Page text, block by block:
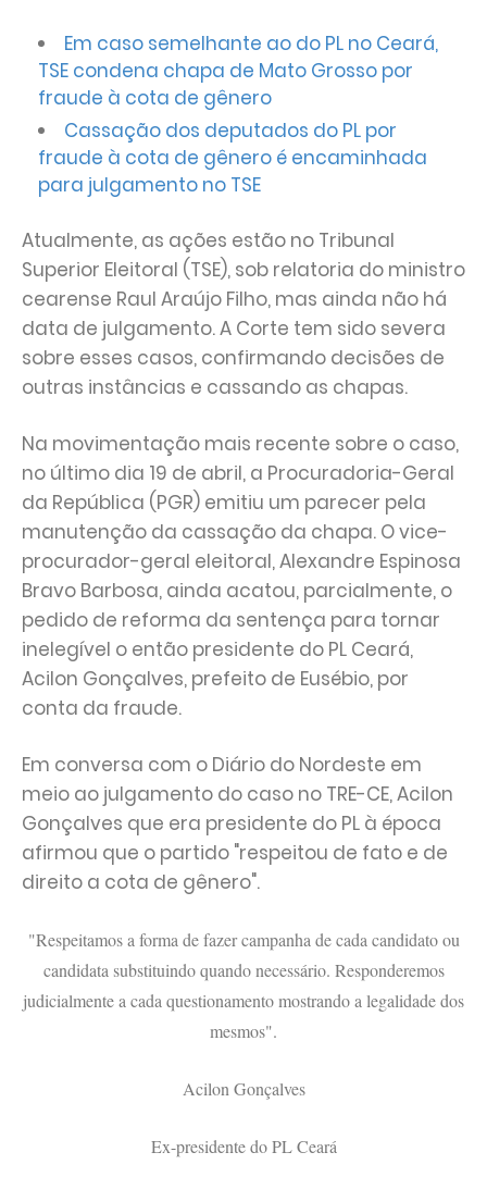
Em caso semelhante ao do PL no Ceará,
TSE condena chapa de Mato Grosso por
fraude à cota de gênero
Cassação dos deputados do PL por
fraude à cota de gênero é encaminhada
para julgamento no TSE
Atualmente, as ações estão no Tribunal
Superior Eleitoral (TSE), sob relatoria do ministro
cearense Raul Araújo Filho, mas ainda não há
data de julgamento. A Corte tem sido severa
sobre esses casos, confirmando decisões de
outras instâncias e cassando as chapas.
Na movimentação mais recente sobre o caso,
no último dia 19 de abril, a Procuradoria-Geral
da República (PGR) emitiu um parecer pela
manutenção da cassação da chapa. O vice-
procurador-geral eleitoral, Alexandre Espinosa
Bravo Barbosa, ainda acatou, parcialmente, o
pedido de reforma da sentença para tornar
inelegível o então presidente do PL Ceará,
Acilon Gonçalves, prefeito de Eusébio, por
conta da fraude.
Em conversa com o Diário do Nordeste em
meio ao julgamento do caso no TRE-CE, Acilon
Gonçalves que era presidente do PL à época
afirmou que o partido "respeitou de fato e de
direito a cota de gênero".
"Respeitamos a forma de fazer campanha de cada candidato ou
candidata substituindo quando necessário. Responderemos
judicialmente a cada questionamento mostrando a legalidade dos
mesmos".
Acilon Gonçalves
Ex-presidente do PL Ceará